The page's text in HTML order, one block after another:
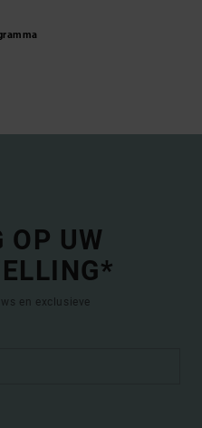
OP UW
en exclusieve